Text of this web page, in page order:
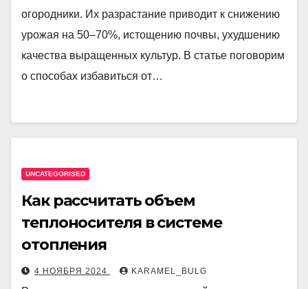
огородники. Их разрастание приводит к снижению
урожая на 50–70%, истощению почвы, ухудшению
качества выращенных культур. В статье поговорим
о способах избавиться от…
UNCATEGORISED
Как рассчитать объем
теплоносителя в системе
отопления
4 НОЯБРЯ 2024 KARAMEL_BULG